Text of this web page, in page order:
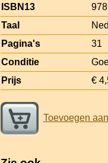
ISBN13
Taal
Pagina's
31
Conditie
Prijs
€
Toevoegen